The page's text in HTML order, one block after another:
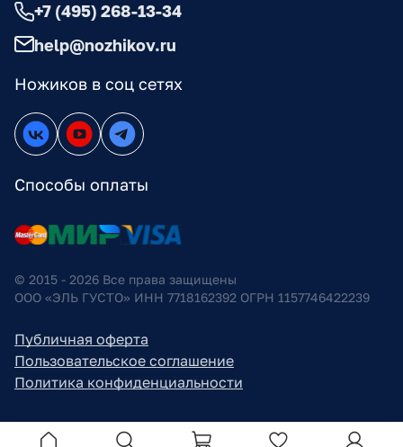
Ножиков в соц сетях
Способы оплаты
+7 (495) 268-13-34
help@nozhikov.ru
© 2015 - 2026 Все права защищены
ООО «ЭЛЬ ГУСТО» ИНН 7718162392 ОГРН 1157746422239
Публичная оферта
Пользовательское соглашение
Политика конфиденциальности